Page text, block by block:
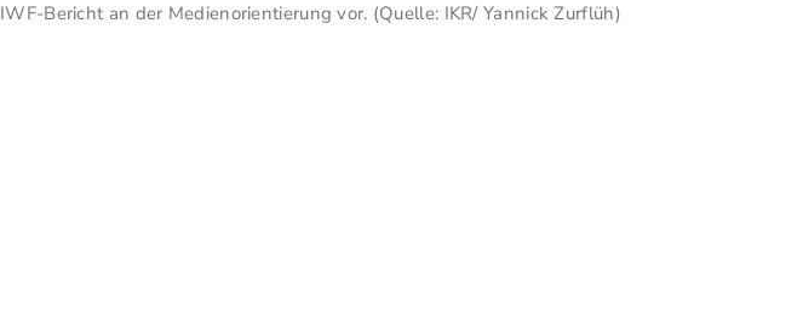
IWF-Bericht an der Medienorientierung vor. (Quelle: IKR/ Yannick Zurflüh)